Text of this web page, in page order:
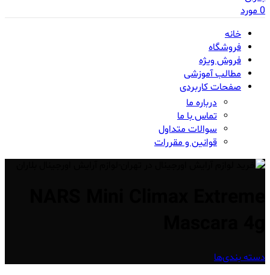
0مورد
خانه
فروشگاه
فروش ویژه
مطالب آموزشی
صفحات کاربردی
درباره ما
تماس با ما
سوالات متداول
قوانین و مقررات
دسته بندی‌ها